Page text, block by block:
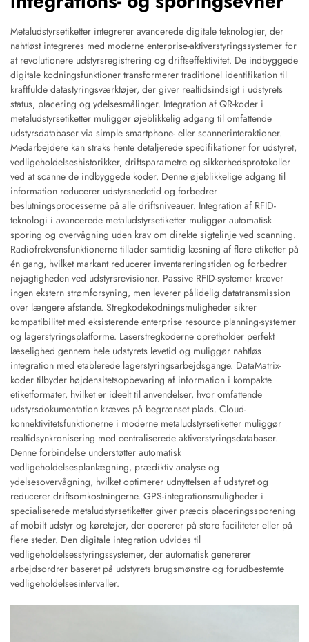
Metaludstyrsetiketter integrerer avancerede digitale teknologier, der
nahtløst integreres med moderne enterprise-aktiverstyringssystemer for
at revolutionere udstyrsregistrering og driftseffektivitet. De indbyggede
digitale kodningsfunktioner transformerer traditionel identifikation til
kraftfulde datastyringsværktøjer, der giver realtidsindsigt i udstyrets
status, placering og ydelsesmålinger. Integration af QR-koder i
metaludstyrsetiketter muliggør øjeblikkelig adgang til omfattende
udstyrsdatabaser via simple smartphone- eller scannerinteraktioner.
Medarbejdere kan straks hente detaljerede specifikationer for udstyret,
vedligeholdelseshistorikker, driftsparametre og sikkerhedsprotokoller
ved at scanne de indbyggede koder. Denne øjeblikkelige adgang til
information reducerer udstyrsnedetid og forbedrer
beslutningsprocesserne på alle driftsniveauer. Integration af RFID-
teknologi i avancerede metaludstyrsetiketter muliggør automatisk
sporing og overvågning uden krav om direkte sigtelinje ved scanning.
Radiofrekvensfunktionerne tillader samtidig læsning af flere etiketter på
én gang, hvilket markant reducerer inventareringstiden og forbedrer
nøjagtigheden ved udstyrsrevisioner. Passive RFID-systemer kræver
ingen ekstern strømforsyning, men leverer pålidelig datatransmission
over længere afstande. Stregkodekodningsmuligheder sikrer
kompatibilitet med eksisterende enterprise resource planning-systemer
og lagerstyringsplatforme. Laserstregkoderne opretholder perfekt
læselighed gennem hele udstyrets levetid og muliggør nahtløs
integration med etablerede lagerstyringsarbejdsgange. DataMatrix-
koder tilbyder højdensitetsopbevaring af information i kompakte
etiketformater, hvilket er ideelt til anvendelser, hvor omfattende
udstyrsdokumentation kræves på begrænset plads. Cloud-
konnektivitetsfunktionerne i moderne metaludstyrsetiketter muliggør
realtidsynkronisering med centraliserede aktiverstyringsdatabaser.
Denne forbindelse understøtter automatisk
vedligeholdelsesplanlægning, prædiktiv analyse og
ydelsesovervågning, hvilket optimerer udnyttelsen af udstyret og
reducerer driftsomkostningerne. GPS-integrationsmuligheder i
specialiserede metaludstyrsetiketter giver præcis placeringssporening
af mobilt udstyr og køretøjer, der opererer på store faciliteter eller på
flere steder. Den digitale integration udvides til
vedligeholdelsesstyringssystemer, der automatisk genererer
arbejdsordrer baseret på udstyrets brugsmønstre og forudbestemte
vedligeholdelsesintervaller.